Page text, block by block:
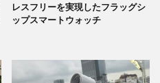
レスフリーを実現したフラッグシ
ップスマートウォッチ